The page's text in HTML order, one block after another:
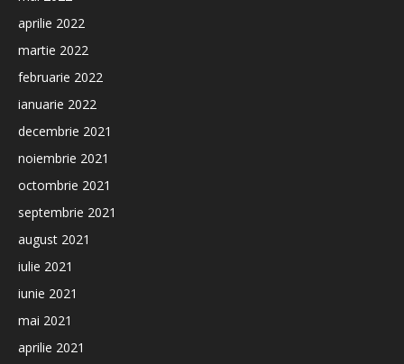
aprilie 2022
martie 2022
februarie 2022
ianuarie 2022
decembrie 2021
noiembrie 2021
octombrie 2021
septembrie 2021
august 2021
iulie 2021
iunie 2021
mai 2021
aprilie 2021